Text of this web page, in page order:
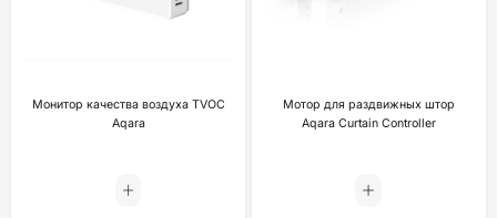
Монитор качества воздуха TVOC
Aqara
Мотор для раздвижных штор
Aqara Curtain Controller